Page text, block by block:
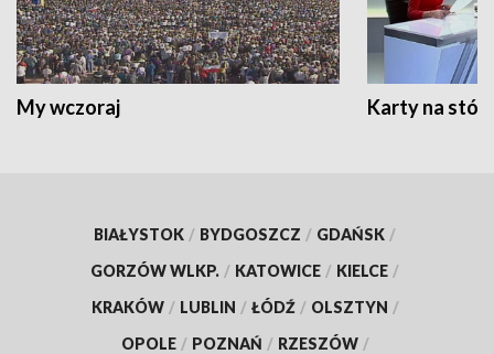
My wczoraj Karty na
BIAŁYSTOK / BYDGOSZCZ / GDAŃSK /
GORZÓW WLKP. / KATOWICE / KIELCE /
KRAKÓW / LUBLIN / ŁÓDŹ / OLSZTYN /
OPOLE / POZNAŃ / RZESZÓW /